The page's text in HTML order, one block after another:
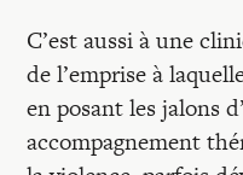
Mon compte
C’est aussi à une
de l’emprise à
en posant les jalons
accompagnement